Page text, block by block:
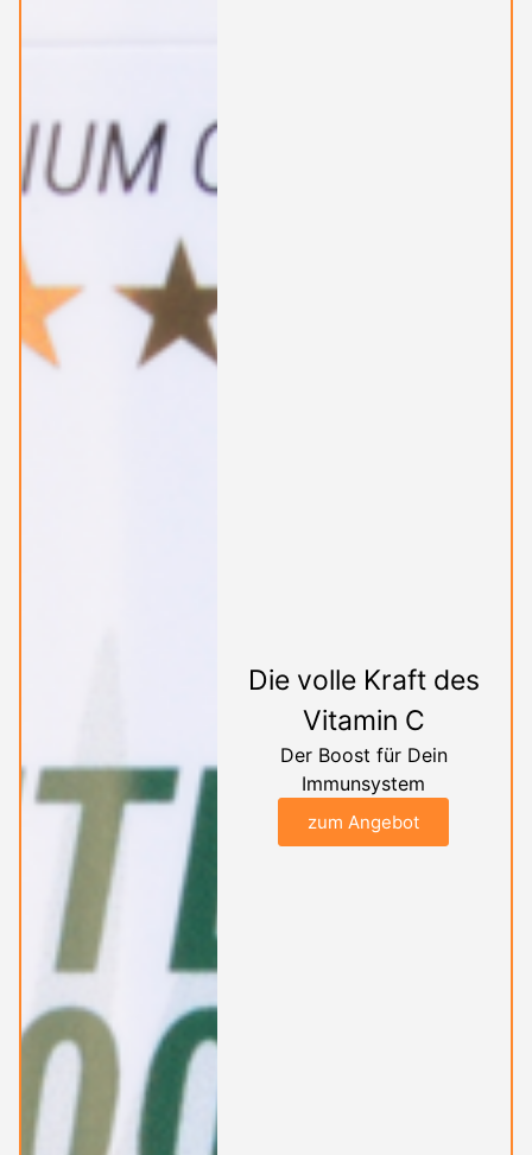
Die volle Kraft des
Vitamin C
Der Boost für Dein
Immunsystem
zum Angebot